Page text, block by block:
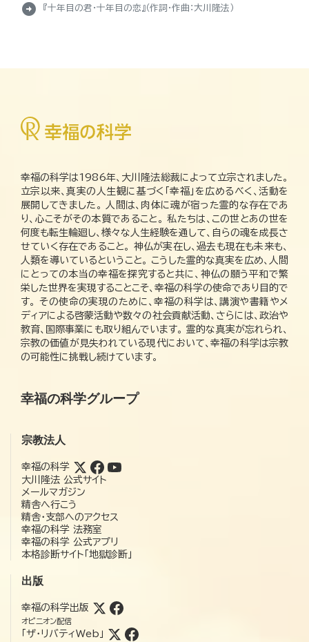
arrow_circle_right 『十年目の君・十年目の恋』（作詞・作曲：大川隆法）
幸福の科学は1986年、大川隆法総裁によって立宗されました。
立宗以来、真実の人生観に基づく「幸福」を広めるべく、活動を
展開してきました。 人間は、肉体に魂が宿った霊的な存在であ
り、心こそがその本質であること。 私たちは、この世とあの世を
何度も転生輪廻し、様々な人生経験を通して、自らの魂を成長さ
せていく存在であること。 神仏が実在し、過去も現在も未来も、
人類を導いているということ。 こうした霊的な真実を広め、人間
にとっての本当の幸福を探究すると共に、神仏の願う平和で繁
栄した世界を実現することこそ、幸福の科学の使命であり目的で
す。 その使命の実現のために、幸福の科学は、講演や書籍やメ
ディアによる啓蒙活動や数々の社会貢献活動、さらには、政治や
教育、国際事業にも取り組んでいます。 霊的な真実が忘れられ、
宗教の価値が見失われている現代において、幸福の科学は宗教
の可能性に挑戦し続けています。
幸福の科学グループ
宗教法人
幸福の科学
大川隆法 公式サイト
メールマガジン
精舎へ行こう
精舎・支部へのアクセス
幸福の科学 法務室
幸福の科学 公式アプリ
本格診断サイト「地獄診断」
出版
幸福の科学出版
オピニオン配信
「ザ・リバティWeb」